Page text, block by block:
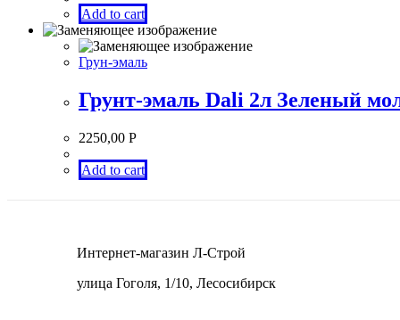
Add to cart
Грун-эмаль
Грунт-эмаль Dali 2л Зеленый
2250,00 Р
Add to cart
Интернет-магазин Л-Строй
улица Гоголя, 1/10, Лесосибирск